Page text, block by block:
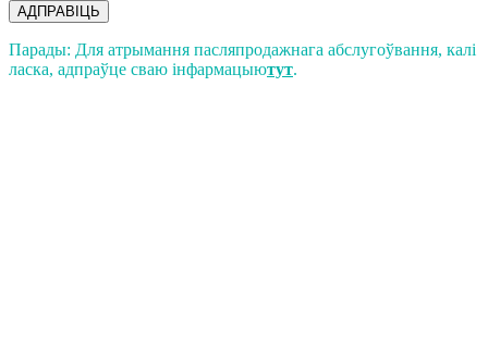
АДПРАВІЦЬ
Парады: Для атрымання пасляпродажнага абслугоўвання, калі
ласка, адпраўце сваю інфармацыютут.